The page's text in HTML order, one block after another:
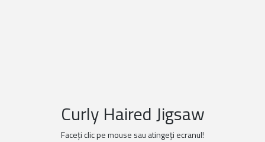
Curly Haired Jigsaw
Faceți clic pe mouse sau atingeți ecranul!